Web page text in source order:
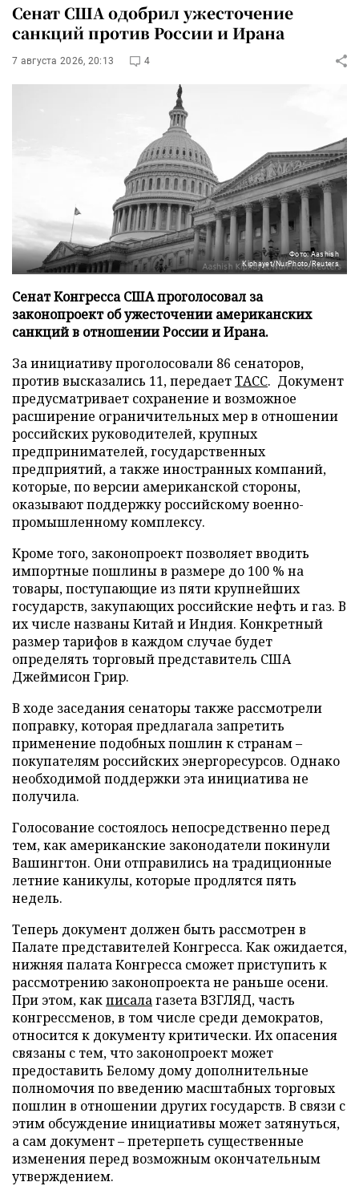
Сенат США одобрил ужесточение
санкций против России и Ирана
7 августа 2026, 20:13 4
Фото: Aashish
Kiphayet/NurPhoto/Reuters
Сенат Конгресса США проголосовал за
законопроект об ужесточении американских
санкций в отношении России и Ирана.
За инициативу проголосовали 86 сенаторов,
против высказались 11, передаетТАСС. Документ
предусматривает сохранение и возможное
расширение ограничительных мер в отношении
российских руководителей, крупных
предпринимателей, государственных
предприятий, а также иностранных компаний,
которые, по версии американской стороны,
оказывают поддержку российскому военно-
промышленному комплексу.
Кроме того, законопроект позволяет вводить
импортные пошлины в размере до 100 % на
товары, поступающие из пяти крупнейших
государств, закупающих российские нефть и газ. В
их числе названы Китай и Индия. Конкретный
размер тарифов в каждом случае будет
определять торговый представитель США
Джеймисон Грир.
В ходе заседания сенаторы также рассмотрели
поправку, которая предлагала запретить
применение подобных пошлин к странам –
покупателям российских энергоресурсов. Однако
необходимой поддержки эта инициатива не
получила.
Голосование состоялось непосредственно перед
тем, как американские законодатели покинули
Вашингтон. Они отправились на традиционные
летние каникулы, которые продлятся пять
недель.
Теперь документ должен быть рассмотрен в
Палате представителей Конгресса. Как ожидается,
нижняя палата Конгресса сможет приступить к
рассмотрению законопроекта не раньше осени.
При этом, какписалагазета ВЗГЛЯД, часть
конгрессменов, в том числе среди демократов,
относится к документу критически. Их опасения
связаны с тем, что законопроект может
предоставить Белому дому дополнительные
полномочия по введению масштабных торговых
пошлин в отношении других государств. В связи с
этим обсуждение инициативы может затянуться,
а сам документ – претерпеть существенные
изменения перед возможным окончательным
утверждением.